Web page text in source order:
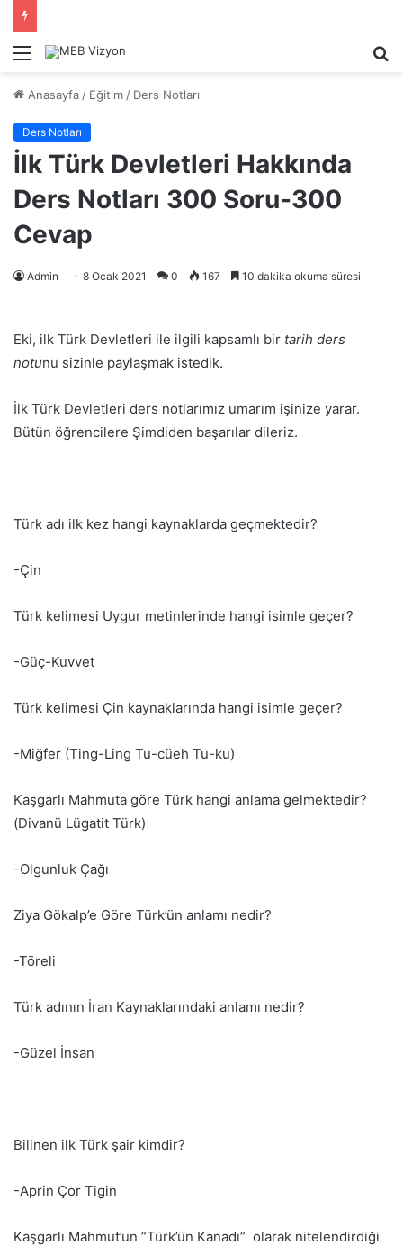
Menü
Anasayfa / Eğitim / Ders Notları
Ders Notları
İlk Türk Devletleri Hakkında
Ders Notları 300 Soru-300
Cevap
Admin 8 Ocak 2021 0 167 10 dakika okuma süresi
Eki, ilk Türk Devletleri ile ilgili kapsamlı bir tarih ders
notunu sizinle paylaşmak istedik.
İlk Türk Devletleri ders notlarımız umarım işinize yarar.
Bütün öğrencilere Şimdiden başarılar dileriz.
Türk adı ilk kez hangi kaynaklarda geçmektedir?
-Çin
Türk kelimesi Uygur metinlerinde hangi isimle geçer?
-Güç-Kuvvet
Türk kelimesi Çin kaynaklarında hangi isimle geçer?
-Miğfer (Ting-Ling Tu-cüeh Tu-ku)
Kaşgarlı Mahmuta göre Türk hangi anlama gelmektedir?
(Divanü Lügatit Türk)
-Olgunluk Çağı
Ziya Gökalp’e Göre Türk’ün anlamı nedir?
-Töreli
Türk adının İran Kaynaklarındaki anlamı nedir?
-Güzel İnsan
Bilinen ilk Türk şair kimdir?
-Aprin Çor Tigin
Kaşgarlı Mahmut’un ”Türk’ün Kanadı” olarak nitelendirdiği